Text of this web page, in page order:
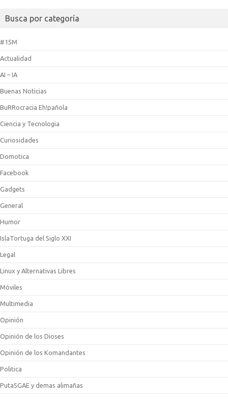
Busca por categoría
#15M
Actualidad
AI – IA
Buenas Noticias
BuRRocracia Eh!pañola
Ciencia y Tecnologia
Curiosidades
Domotica
Facebook
Gadgets
General
Humor
IslaTortuga del Siglo XXI
Legal
Linux y Alternativas Libres
Móviles
Multimedia
Opinión
Opinión de los Dioses
Opinión de los Komandantes
Politica
PutaSGAE y demas alimañas